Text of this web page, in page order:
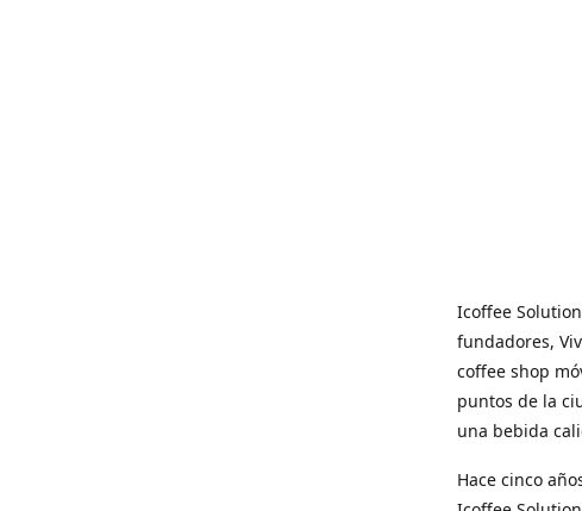
Icoffee
fundadores,
coffee shop
puntos de la
una bebida
Hace cinco